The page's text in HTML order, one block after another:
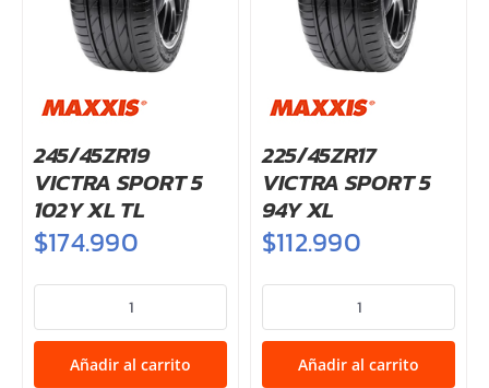
245/45ZR19
VICTRA SPORT 5
102Y XL TL
$174.990
VICTRA
SPORT
Añadir al carrito
225/45ZR17
VICTRA SPORT 5
94Y XL
$112.990
VICTRA
SPORT
Añadir al carrito